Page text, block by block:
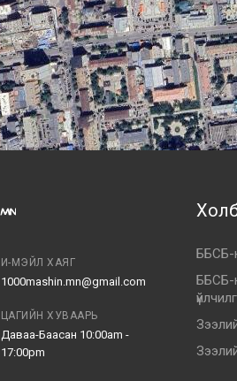
И-МЭЙЛ ХАЯГ
1000mashin.mn@gmail.com
ЦАГИЙН ХУВААРЬ
Даваа-Баасан 10:00am -
17:00pm
ББСБ-
ББСБ-н